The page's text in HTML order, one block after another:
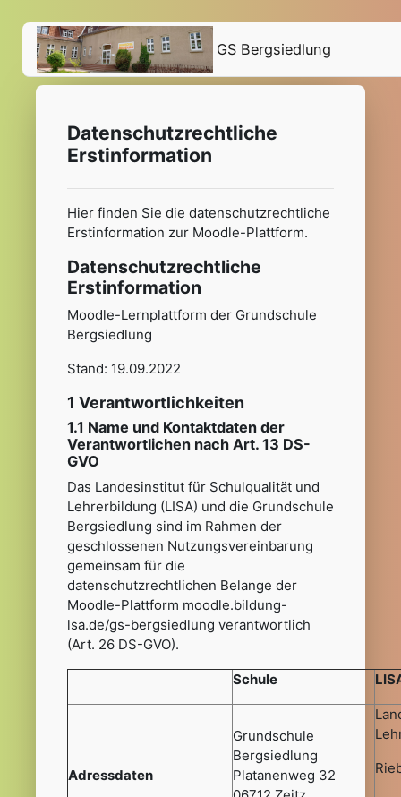
GS Bergsiedlung
Datenschutzrechtliche
Erstinformation
Hier finden Sie die datenschutzrechtliche
Erstinformation zur Moodle-Plattform.
Datenschutzrechtliche
Erstinformation
Moodle-Lernplattform der Grundschule
Bergsiedlung
Stand: 19.09.2022
1 Verantwortlichkeiten
1.1 Name und Kontaktdaten der
Verantwortlichen nach Art. 13 DS-
GVO
Das Landesinstitut für Schulqualität und
Lehrerbildung (LISA) und die Grundschule
Bergsiedlung sind im Rahmen der
geschlossenen Nutzungsvereinbarung
gemeinsam für die
datenschutzrechtlichen Belange der
Moodle-Plattform moodle.bildung-
lsa.de/gs-bergsiedlung verantwortlich
(Art. 26 DS-GVO).
Schule
Adressdaten
Grundschule
Bergsiedlung
Platanenweg 32